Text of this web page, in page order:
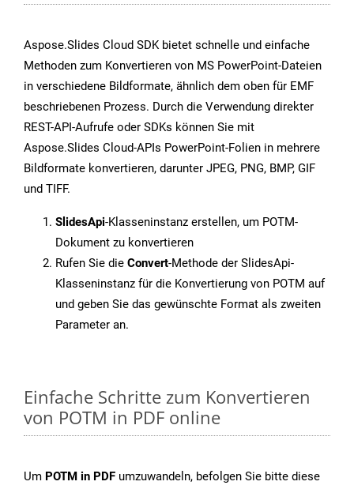
Aspose.Slides Cloud SDK bietet schnelle und einfache
Methoden zum Konvertieren von MS PowerPoint-Dateien
in verschiedene Bildformate, ähnlich dem oben für EMF
beschriebenen Prozess. Durch die Verwendung direkter
REST-API-Aufrufe oder SDKs können Sie mit
Aspose.Slides Cloud-APIs PowerPoint-Folien in mehrere
Bildformate konvertieren, darunter JPEG, PNG, BMP, GIF
und TIFF.
SlidesApi-Klasseninstanz erstellen, um POTM-
Dokument zu konvertieren
Rufen Sie die Convert-Methode der SlidesApi-
Klasseninstanz für die Konvertierung von POTM auf
und geben Sie das gewünschte Format als zweiten
Parameter an.
Einfache Schritte zum Konvertieren
von POTM in PDF online
Um POTM in PDF umzuwandeln, befolgen Sie bitte diese